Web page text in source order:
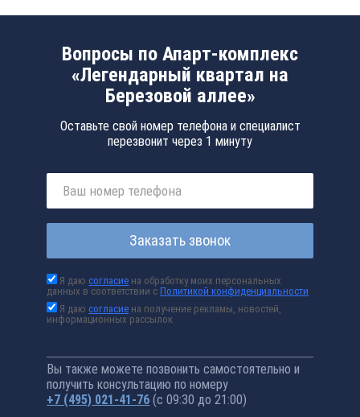
Вопросы по Апарт-комплекс
«Легендарный квартал на
Березовой аллее»
Оставьте свой номер телефона и специалист
перезвонит через 1 минуту
Заказать звонок
Я даюсогласие на обработку моих персональных
данных в соответствии сПолитикой конфиденциальности
Я даюсогласие на получение рекламы, новостей,
информационных рассылок
Вы также можете позвонить самостоятельно и
получить консультацию по номеру
+7 (495) 021-41-76 (с 09:30 до 21:00)